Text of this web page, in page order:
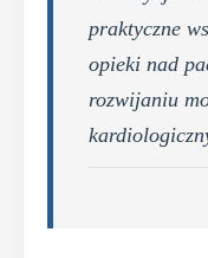
praktyczne
opieki nad
rozwijaniu